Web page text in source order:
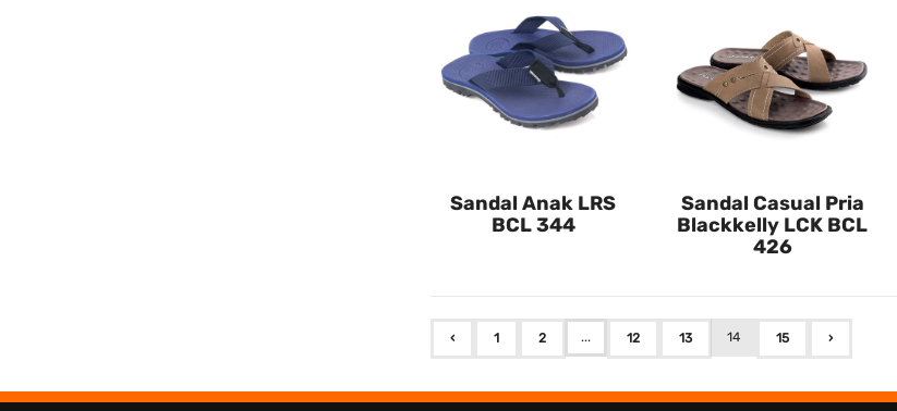
Sandal Anak LRS
BCL 344
Sandal Casual Pria
Blackkelly LCK BCL
426
‹ 1 2 ... 12 13 14 15 ›